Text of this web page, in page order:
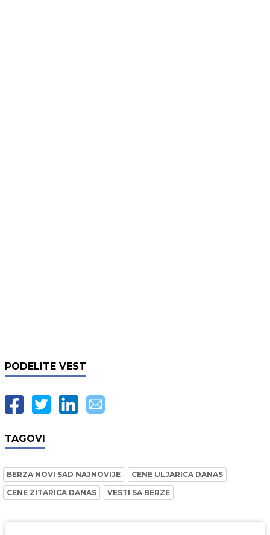
PODELITE VEST
TAGOVI
BERZA NOVI SAD NAJNOVIJE
CENE ULJARICA DANAS
CENE ZITARICA DANAS
VESTI SA BERZE